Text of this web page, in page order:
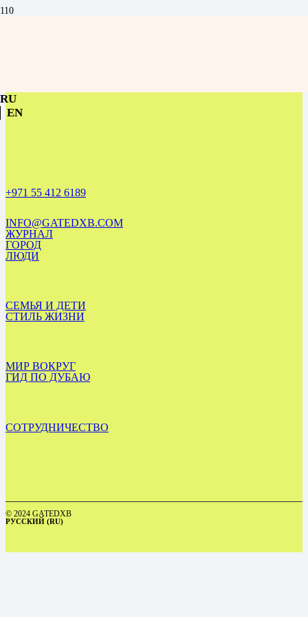
RU
EN
+971 55 412 6189
INFO@GATEDXB.COM
ЖУРНАЛ
ГОРОД
ЛЮДИ
СЕМЬЯ И ДЕТИ
СТИЛЬ ЖИЗНИ
МИР ВОКРУГ
ГИД ПО ДУБАЮ
СОТРУДНИЧЕСТВО
© 2024 GATEDXB
РУССКИЙ (RU)